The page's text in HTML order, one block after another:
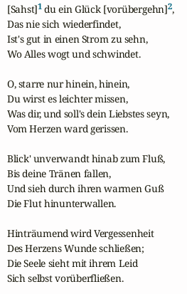
[Sahst]1 du ein Glück [vorübergehn]2,
Das nie sich wiederfindet,
Ist's gut in einen Strom zu sehn,
Wo Alles wogt und schwindet.
O, starre nur hinein, hinein,
Du wirst es leichter missen,
Was dir, und soll's dein Liebstes seyn,
Vom Herzen ward gerissen.
Blick' unverwandt hinab zum Fluß,
Bis deine Tränen fallen,
Und sieh durch ihren warmen Guß
Die Flut hinunterwallen.
Hinträumend wird Vergessenheit
Des Herzens Wunde schließen;
Die Seele sieht mit ihrem Leid
Sich selbst vorüberfließen.